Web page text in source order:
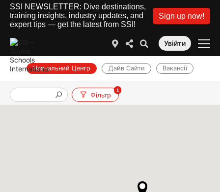
SSI NEWSLETTER: Dive destinations,
training insights, industry updates, and
expert tips — get the latest from SSI!
Sign up now!
Увійти
Навчальний Центр Дайв Сайти Вакансії
Фільтр
1